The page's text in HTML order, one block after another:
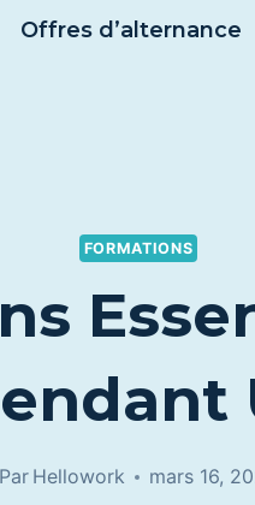
Offres d’alternance
FORMATIONS
Par Hellowork mars 16,